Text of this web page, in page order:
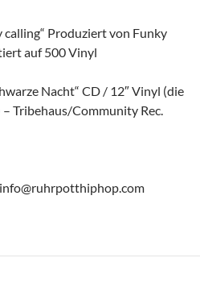
calling“ Produziert von Funky
auf 500 Vinyl
Nacht“ CD / 12″ Vinyl (die
Tribehaus/Community Rec.